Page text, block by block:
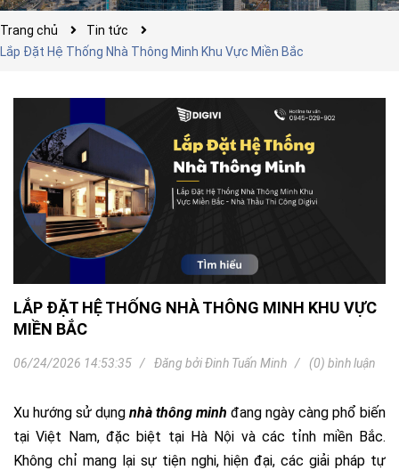
Trang chủ
Tin tức
Lắp Đặt Hệ Thống Nhà Thông Minh Khu Vực Miền Bắc
LẮP ĐẶT HỆ THỐNG NHÀ THÔNG MINH KHU VỰC
MIỀN BẮC
06/24/2026 14:53:35 Đăng bởiĐinh Tuấn Minh (0) bình luận
Xu hướng sử dụng nhà thông minh đang ngày càng phổ biến
tại Việt Nam, đặc biệt tại Hà Nội và các tỉnh miền Bắc.
Không chỉ mang lại sự tiện nghi, hiện đại, các giải pháp tự